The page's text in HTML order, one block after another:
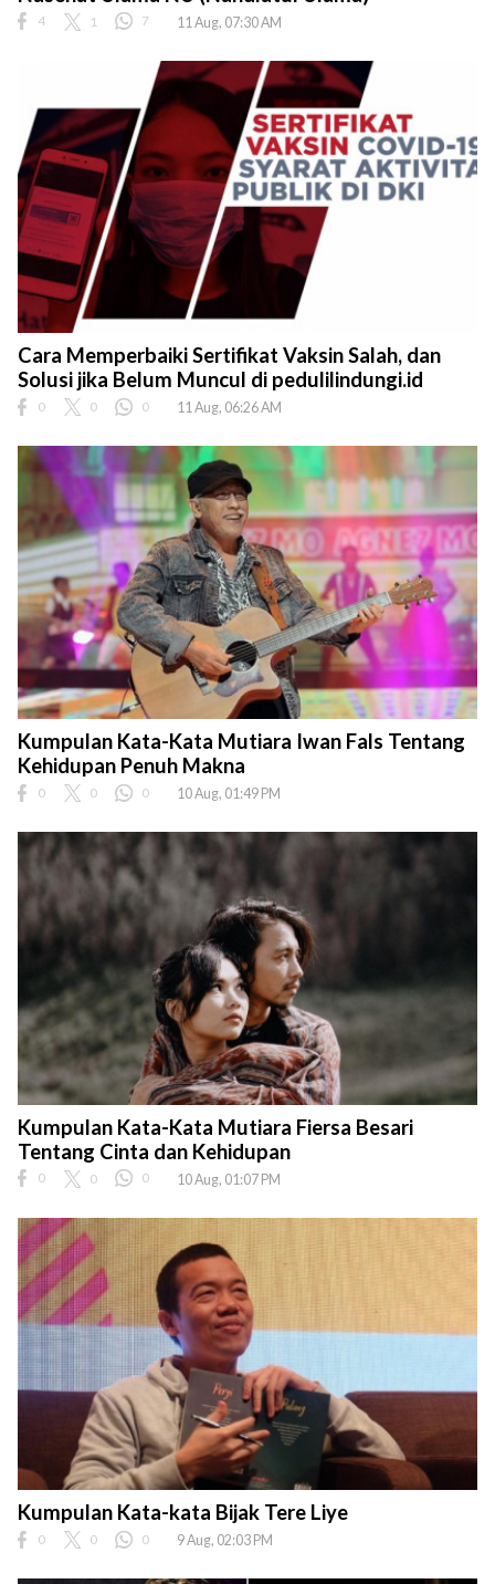
4 1 7 11 Aug, 07:30 AM
Cara Memperbaiki Sertifikat Vaksin Salah, dan
Solusi jika Belum Muncul di pedulilindungi.id
0 0 0 11 Aug, 06:26 AM
Kumpulan Kata-Kata Mutiara Iwan Fals Tentang
Kehidupan Penuh Makna
0 0 0 10 Aug, 01:49 PM
Kumpulan Kata-Kata Mutiara Fiersa Besari
Tentang Cinta dan Kehidupan
0 0 0 10 Aug, 01:07 PM
Kumpulan Kata-kata Bijak Tere Liye
0 0 0 9 Aug, 02:03 PM